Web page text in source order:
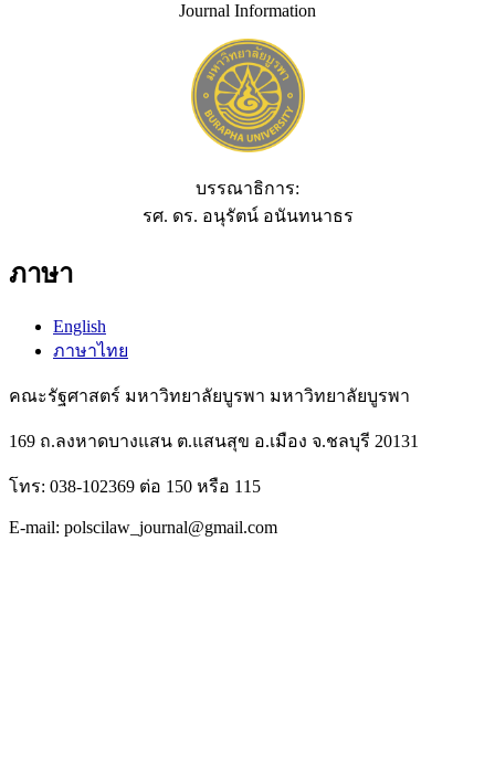
Journal Information
บรรณาธิการ:
รศ. ดร. อนุรัตน์ อนันทนาธร
ภาษา
English
ภาษาไทย
คณะรัฐศาสตร์ มหาวิทยาลัยบูรพา มหาวิทยาลัยบูรพา
169 ถ.ลงหาดบางแสน ต.แสนสุข อ.เมือง จ.ชลบุรี 20131
โทร: 038-102369 ต่อ 150 หรือ 115
E-mail: polscilaw_journal@gmail.com